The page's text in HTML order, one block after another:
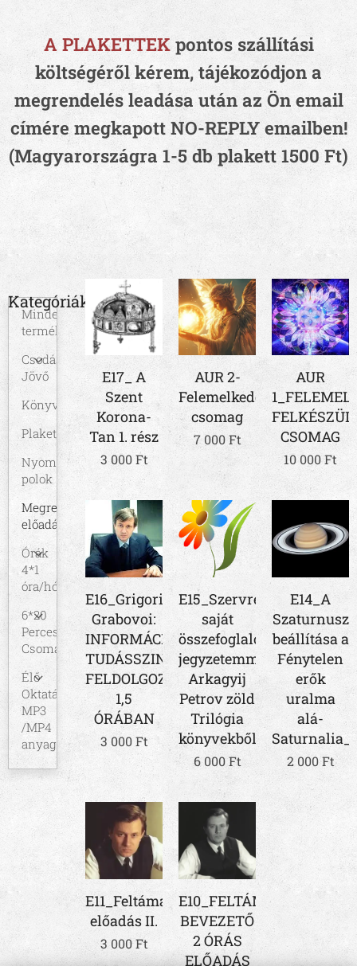
A PLAKETTEK pontos szállítási
költségéről kérem, tájékozódjon a
megrendelés leadása után az Ön email
címére megkapott NO-REPLY emailben!
(Magyarországra 1-5 db plakett 1500 Ft)
Kategóriák
Minden
termék
Csodás
Jövő
Könyvek
Plakett
Nyomtatott
polok
Megrendelhető
előadások
Órák
4*1
óra/hó
6*20
Perces
Csomagok
Élő
Oktatás
MP3
/MP4
anyaga
E17_ A
Szent
Korona-
Tan 1. rész
3 000Ft
AUR 2-
Felemelkedési
csomag
7 000Ft
AUR
CSOMAG
10 000Ft
E16_Grigori
Grabovoi:
INFORMÁCIÓS
TUDÁSSZINTEK
FELDOLGOZÁSA
1,5
ÓRÁBAN
3 000Ft
E15_Szervregeneráció
saját
összefoglaló
jegyzetemmel
Arkagyij
Petrov zöld
Trilógia
könyvekből!
6 000Ft
E14_A
Szaturnusz
beállítása a
Fénytelen
erők
uralma
alá-
2 000Ft
E11_Feltámasztás
előadás II.
3 000Ft
E10_FELTÁMASZTÁS-
BEVEZETŐ
2 ÓRÁS
ELŐADÁS